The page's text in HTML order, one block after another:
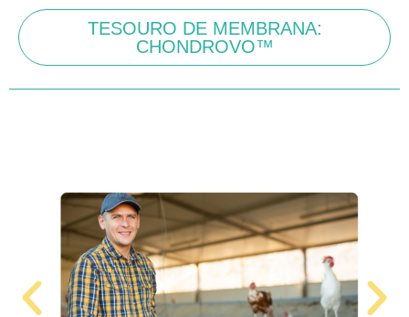
TESOURO DE MEMBRANA:
CHONDROVO™